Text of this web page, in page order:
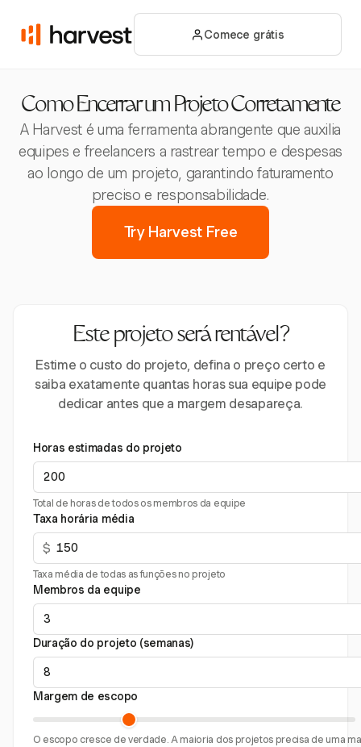
Comece grátis
Como Encerrar um Projeto Corretamente
A Harvest é uma ferramenta abrangente que auxilia
equipes e freelancers a rastrear tempo e despesas
ao longo de um projeto, garantindo faturamento
preciso e responsabilidade.
Try Harvest Free
Este projeto será rentável?
Estime o custo do projeto, defina o preço certo e
saiba exatamente quantas horas sua equipe pode
dedicar antes que a margem desapareça.
Horas estimadas do projeto
Total de horas de todos os membros da equipe
Taxa horária média
$
Taxa média de todas as funções no projeto
Membros da equipe
Duração do projeto (semanas)
Margem de escopo
O escopo cresce de verdade. A maioria dos projetos precisa de uma